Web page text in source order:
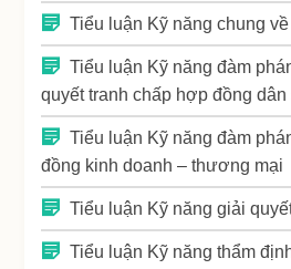
Tiểu luận Kỹ năng chung
Tiểu luận Kỹ năng đàm
quyết tranh chấp hợp đồng
Tiểu luận Kỹ năng đàm
đồng kinh doanh – thương mại
Tiểu luận Kỹ năng giải
Tiểu luận Kỹ năng thẩm